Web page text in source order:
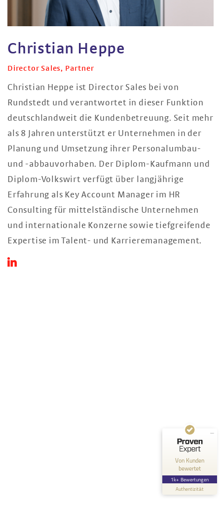
Christian Heppe
Director Sales, Partner
Christian Heppe ist Director Sales bei von
Rundstedt und verantwortet in dieser Funktion
deutschlandweit die Kundenbetreuung. Seit mehr
als 8 Jahren unterstützt er Unternehmen in der
Planung und Umsetzung ihrer Personalumbau-
und -abbauvorhaben. Der Diplom-Kaufmann und
Diplom-Volkswirt verfügt über langjährige
Erfahrung als Key Account Manager im HR
Consulting für mittelständische Unternehmen
und internationale Konzerne sowie tiefgreifende
Expertise im Talent- und Karrieremanagement.
Von Kunden
bewertet
1k+ Bewertungen
Authentizität
1.320
Bewertungen auf
ProvenExpert.com
Blick aufs ProvenExpert-Profil werfen